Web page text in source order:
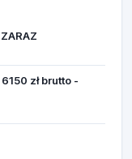
zł brutto -